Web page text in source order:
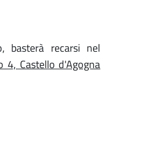
basterà recarsi nel
4, Castello d'Agogna